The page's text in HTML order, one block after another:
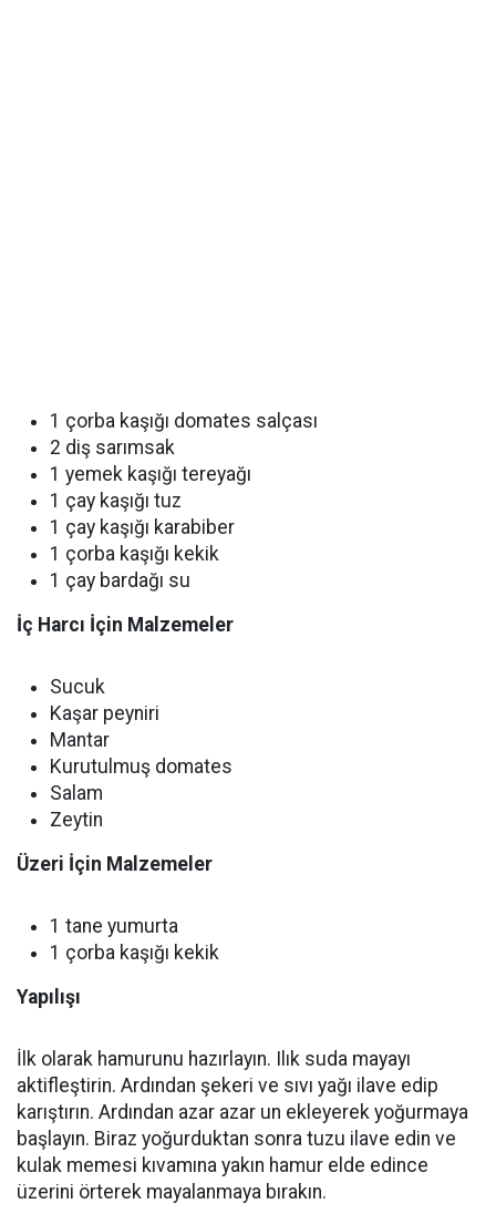
1 çorba kaşığı domates salçası
2 diş sarımsak
1 yemek kaşığı tereyağı
1 çay kaşığı tuz
1 çay kaşığı karabiber
1 çorba kaşığı kekik
1 çay bardağı su
İç Harcı İçin Malzemeler
Sucuk
Kaşar peyniri
Mantar
Kurutulmuş domates
Salam
Zeytin
Üzeri İçin Malzemeler
1 tane yumurta
1 çorba kaşığı kekik
Yapılışı
İlk olarak hamurunu hazırlayın. Ilık suda mayayı
aktifleştirin. Ardından şekeri ve sıvı yağı ilave edip
karıştırın. Ardından azar azar un ekleyerek yoğurmaya
başlayın. Biraz yoğurduktan sonra tuzu ilave edin ve
kulak memesi kıvamına yakın hamur elde edince
üzerini örterek mayalanmaya bırakın.